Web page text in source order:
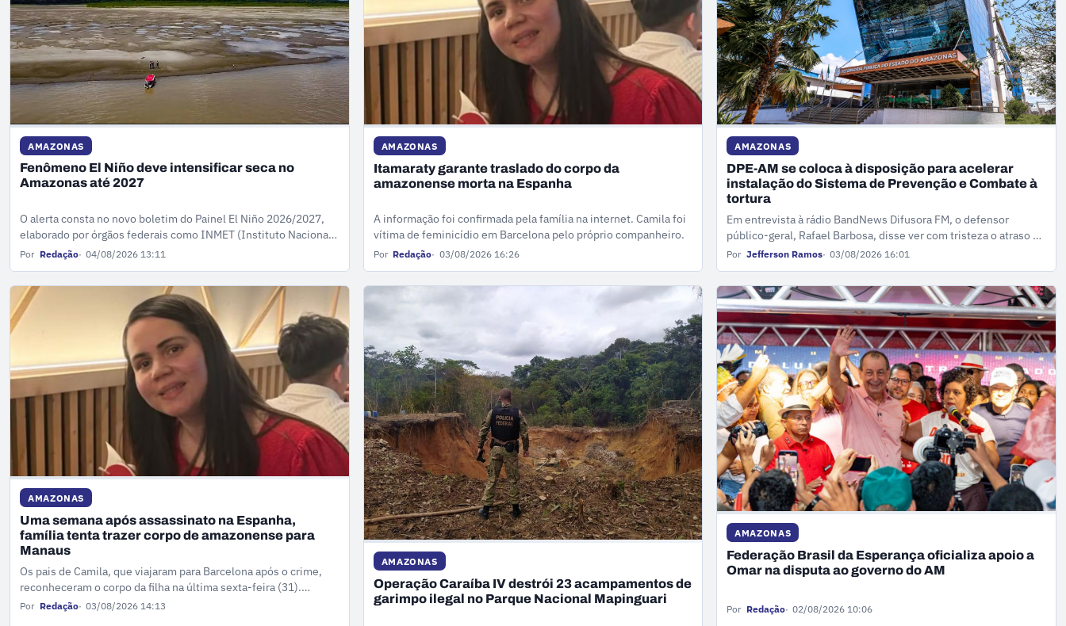
AMAZONAS
Fenômeno El Niño deve intensificar seca no
Amazonas até 2027
O alerta consta no novo boletim do Painel El Niño 2026/2027,
elaborado por órgãos federais como INMET (Instituto Nacional
de Meteorologia), INPE, ANA e Censipam.
Por Redação 04/08/2026 13:11
AMAZONAS
Itamaraty garante traslado do corpo da
amazonense morta na Espanha
A informação foi confirmada pela família na internet. Camila foi
vítima de feminicídio em Barcelona pelo próprio companheiro.
Por Redação 03/08/2026 16:26
AMAZONAS
DPE-AM se coloca à disposição para acelerar
instalação do Sistema de Prevenção e Combate à
tortura
Em entrevista à rádio BandNews Difusora FM, o defensor
público-geral, Rafael Barbosa, disse ver com tristeza o atraso e
se colocou à disposição da pasta para acelerar o processo.
Por Jefferson Ramos 03/08/2026 16:01
AMAZONAS
Uma semana após assassinato na Espanha,
família tenta trazer corpo de amazonense para
Manaus
Os pais de Camila, que viajaram para Barcelona após o crime,
reconheceram o corpo da filha na última sexta-feira (31).
Segundo familiares, durante o procedimento, o pai da vítima
Por Redação 03/08/2026 14:13
AMAZONAS
Operação Caraíba IV destrói 23 acampamentos de
garimpo ilegal no Parque Nacional Mapinguari
AMAZONAS
Federação Brasil da Esperança oficializa apoio a
Omar na disputa ao governo do AM
Por Redação 02/08/2026 10:06